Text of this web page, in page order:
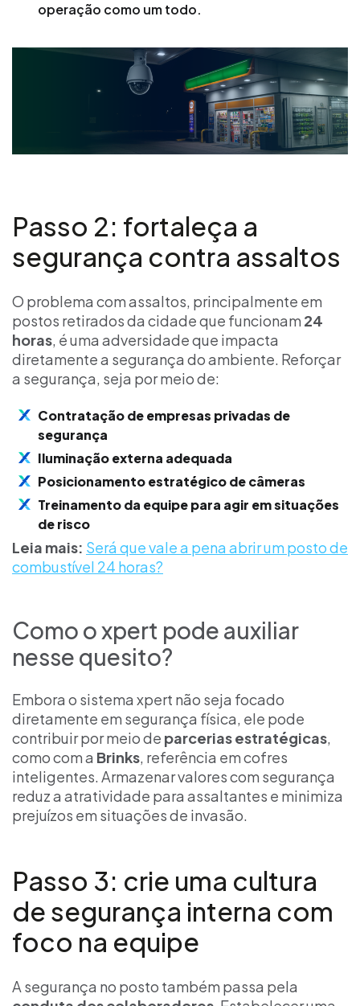
operação como um todo.
Passo 2: fortaleça a
segurança contra assaltos
O problema com assaltos, principalmente em
postos retirados da cidade que funcionam 24
horas, é uma adversidade que impacta
diretamente a segurança do ambiente. Reforçar
a segurança, seja por meio de:
Contratação de empresas privadas de
segurança
Iluminação externa adequada
Posicionamento estratégico de câmeras
Treinamento da equipe para agir em situações
de risco
Leia mais: Será que vale a pena abrir um posto de
combustível 24 horas?
Como o xpert pode auxiliar
nesse quesito?
Embora o sistema xpert não seja focado
diretamente em segurança física, ele pode
contribuir por meio de parcerias estratégicas,
como com a Brinks, referência em cofres
inteligentes. Armazenar valores com segurança
reduz a atratividade para assaltantes e minimiza
prejuízos em situações de invasão.
Passo 3: crie uma cultura
de segurança interna com
foco na equipe
A segurança no posto também passa pela